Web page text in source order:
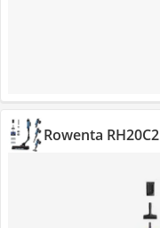
Rowenta RH20C2